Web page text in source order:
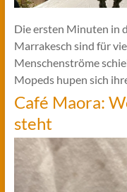
Die ersten Minuten in
Marrakesch sind für
Menschenströme
Mopeds hupen sich
Café Maora:
steht